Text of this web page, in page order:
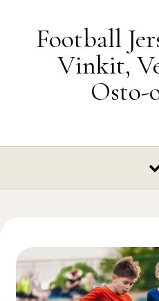
Football
Vinkit,
Osto-